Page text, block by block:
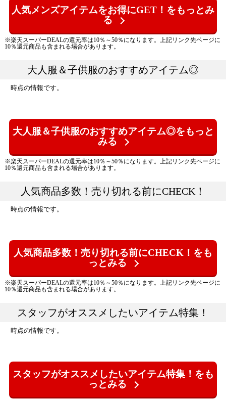
人気メンズアイテムをお得にGET！をもっとみ
る
※楽天スーパーDEALの還元率は10％～50％になります。上記リンク先ページに
10％還元商品も含まれる場合があります。
大人服＆子供服のおすすめアイテム◎
時点の情報です。
大人服＆子供服のおすすめアイテム◎をもっと
みる
※楽天スーパーDEALの還元率は10％～50％になります。上記リンク先ページに
10％還元商品も含まれる場合があります。
人気商品多数！売り切れる前にCHECK！
時点の情報です。
人気商品多数！売り切れる前にCHECK！をも
っとみる
※楽天スーパーDEALの還元率は10％～50％になります。上記リンク先ページに
10％還元商品も含まれる場合があります。
スタッフがオススメしたいアイテム特集！
時点の情報です。
スタッフがオススメしたいアイテム特集！をも
っとみる